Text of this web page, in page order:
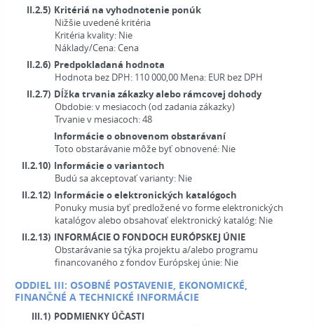
II.2.5) Kritériá na vyhodnotenie ponúk
Nižšie uvedené kritéria
Kritéria kvality: Nie
Náklady/Cena:Cena
II.2.6) Predpokladaná hodnota
Hodnota bez DPH: 110 000,00 Mena: EUR bez DPH
II.2.7) Dĺžka trvania zákazky alebo rámcovej dohody
Obdobie:v mesiacoch (od zadania zákazky)
Trvanie v mesiacoch:48
Informácie o obnovenom obstarávaní
Toto obstarávanie môže byť obnovené: Nie
II.2.10) Informácie o variantoch
Budú sa akceptovať varianty: Nie
II.2.12) Informácie o elektronických katalógoch
Ponuky musia byť predložené vo forme elektronických
katalógov alebo obsahovať elektronický katalóg: Nie
II.2.13) INFORMÁCIE O FONDOCH EURÓPSKEJ ÚNIE
Obstarávanie sa týka projektu a/alebo programu
financovaného z fondov Európskej únie: Nie
ODDIEL III: OSOBNÉ POSTAVENIE, EKONOMICKÉ,
FINANČNÉ A TECHNICKÉ INFORMÁCIE
III.1) PODMIENKY ÚČASTI